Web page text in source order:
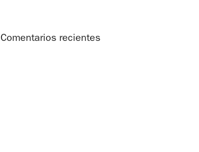
Comentarios recientes